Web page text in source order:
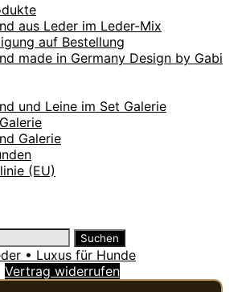
aus Leder im Leder-Mix
auf Bestellung
made in Germany Design by Gabi
und Leine im Set Galerie
Galerie
(EU)
Suchen
• Luxus für Hunde
Vertrag widerrufen